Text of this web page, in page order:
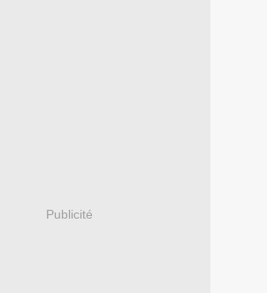
Publicité